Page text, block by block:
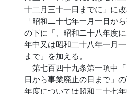
十二月三十一日までに」に
「昭和二十七年一月一日か
の下に「、昭和二十八年度
年中又は昭和二十八年一月
まで」を加える。
第七百四十九条第一項中
日から事業廃止の日まで」
年度については昭和二十七